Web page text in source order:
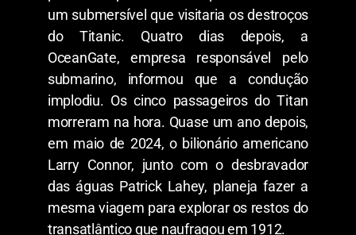
um submersível que visitaria os destroços
do Titanic. Quatro dias depois, a
OceanGate, empresa responsável pelo
submarino, informou que a condução
implodiu. Os cinco passageiros do Titan
morreram na hora. Quase um ano depois,
em maio de 2024, o bilionário americano
Larry Connor, junto com o desbravador
das águas Patrick Lahey, planeja fazer a
mesma viagem para explorar os restos do
transatlântico que naufragou em 1912.